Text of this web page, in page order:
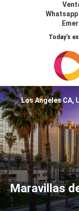
Today’s
Maravillas
Los Angeles CA,